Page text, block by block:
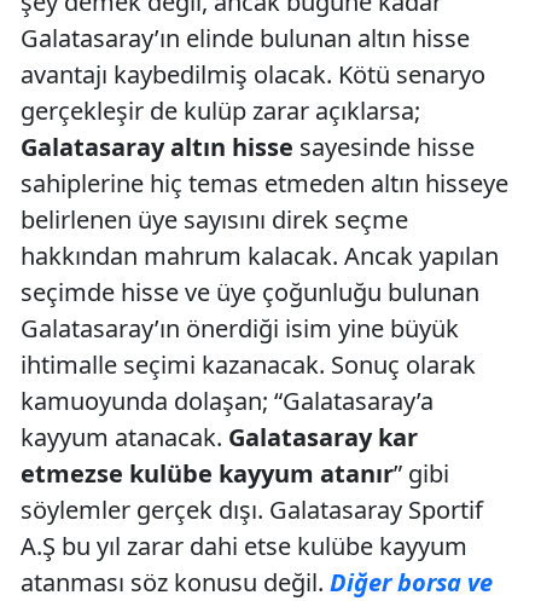
Galatasaray’ın elinde bulunan altın hisse
avantajı kaybedilmiş olacak. Kötü senaryo
gerçekleşir de kulüp zarar açıklarsa;
Galatasaray altın hisse sayesinde hisse
sahiplerine hiç temas etmeden altın hisseye
belirlenen üye sayısını direk seçme
hakkından mahrum kalacak. Ancak yapılan
seçimde hisse ve üye çoğunluğu bulunan
Galatasaray’ın önerdiği isim yine büyük
ihtimalle seçimi kazanacak. Sonuç olarak
kamuoyunda dolaşan; “Galatasaray’a
kayyum atanacak. Galatasaray kar
etmezse kulübe kayyum atanır” gibi
söylemler gerçek dışı. Galatasaray Sportif
A.Ş bu yıl zarar dahi etse kulübe kayyum
atanması söz konusu değil. Diğer borsa ve